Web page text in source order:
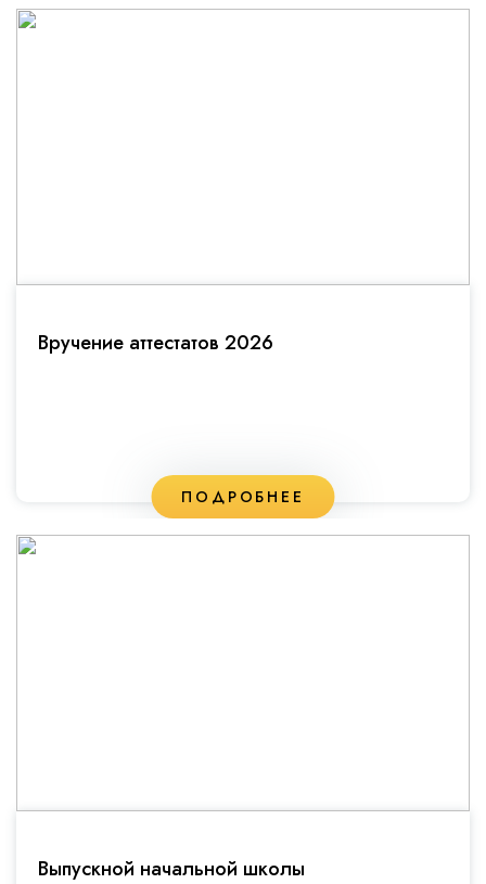
Вручение аттестатов 2026
ПОДРОБНЕЕ
Выпускной начальной школы